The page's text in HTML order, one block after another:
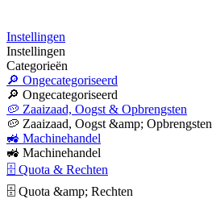
Instellingen
Instellingen
Categorieën
🔎 Ongecategoriseerd
🔎 Ongecategoriseerd
🥔 Zaaizaad, Oogst & Opbrengsten
🥔 Zaaizaad, Oogst &amp; Opbrengsten
🚜 Machinehandel
🚜 Machinehandel
🗄 Quota & Rechten
🗄 Quota &amp; Rechten